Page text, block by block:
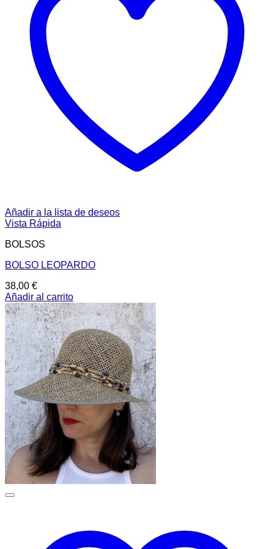
Añadir a la lista de deseos
Vista Rápida
BOLSOS
BOLSO LEOPARDO
38,00 €
Añadir al carrito